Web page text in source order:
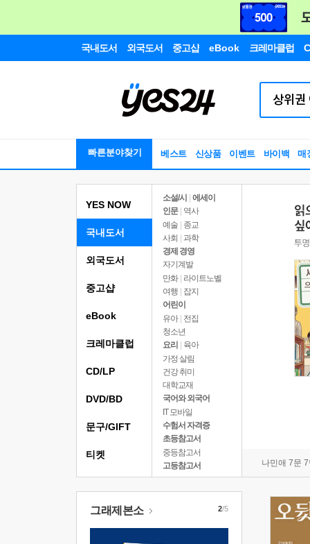
국내도서 외국도서 중고샵 eBook 크레마클럽
빠른분야찾기 베스트 신상품 이벤트 바이백 매
YES NOW
국내도서
소설/시
에세이
인문
역사
예술 | 종교
사회 | 과학
경제 경영
자기계발
만화 | 라이트노벨
여행
잡지
어린이
유아 | 전집
청소년
요리
육아
가정 살림
건강 취미
대학교재
국어와 외국어
IT 모바일
수험서 자격증
초등참고서
중등참고서
고등참고서
나민애 7문
외국도서
중고샵
eBook
크레마클럽
CD/LP
DVD/BD
문구/GIFT
티켓
그래제본소 2/5